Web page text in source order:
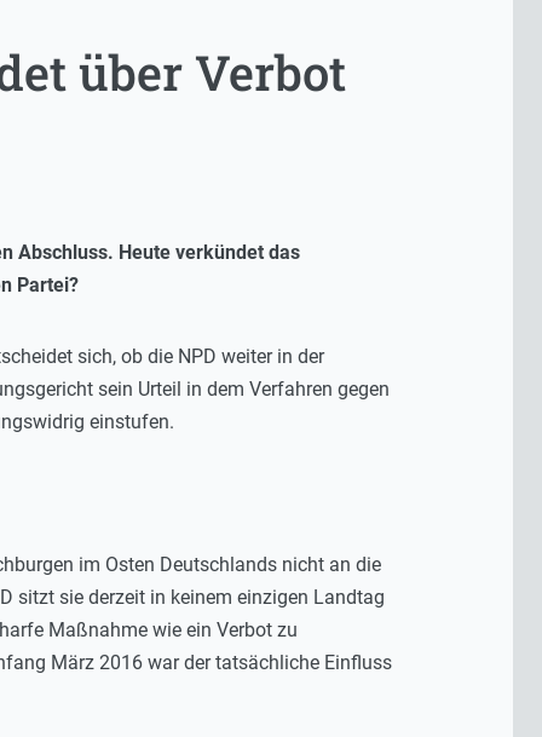
über Verbot
Abschluss. Heute verkündet das
Partei?
sich, ob die NPD weiter in der
sein Urteil in dem Verfahren gegen
einstufen.
im Osten Deutschlands nicht an die
sitzt sie derzeit in keinem einzigen Landtag
Maßnahme wie ein Verbot zu
März 2016 war der tatsächliche Einfluss